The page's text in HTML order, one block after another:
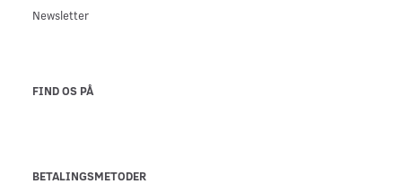
Newsletter
FIND OS PÅ
BETALINGSMETODER